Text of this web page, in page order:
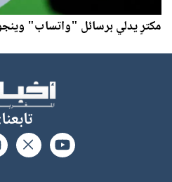
مكترٍ يدلي برسائل "واتساب"